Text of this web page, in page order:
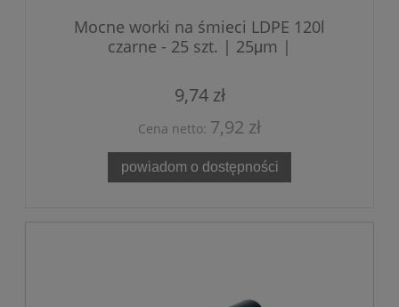
Mocne worki na śmieci LDPE 120l
czarne - 25 szt. | 25μm |
9,74 zł
Cena netto: 7,92 zł
powiadom o dostępności